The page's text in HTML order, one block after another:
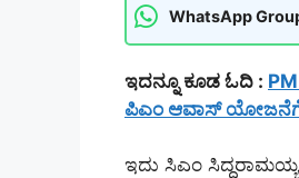
WhatsApp
ಇದನ್ನೂ ಕೂಡ ಓದಿ :
ಪಿಎಂ ಆವಾಸ್ ಯೋಜನೆಗೆ
ಇದು ಸಿಎಂ